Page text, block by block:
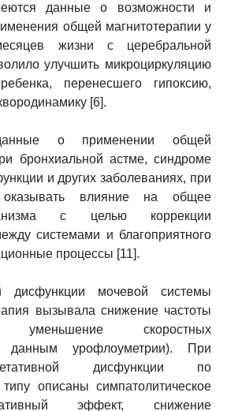
данные о возможности и
общей магнитотерапии у
жизни с церебральной
улучшить микроциркуляцию
перенесшего гипоксию,
[6].
о применении общей
бронхиальной астме, синдроме
и других заболеваниях, при
влияние на общее
с целью коррекции
системами и благоприятного
процессы [11].
дисфункции мочевой системы
вызывала снижение частоты
уменьшение скоростных
данным урофлоуметрии). При
дисфункции по
типу описаны симпатолитическое
эффект, снижение